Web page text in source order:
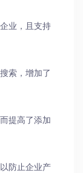
业，且支持
索，增加了
提高了添加
防止企业产